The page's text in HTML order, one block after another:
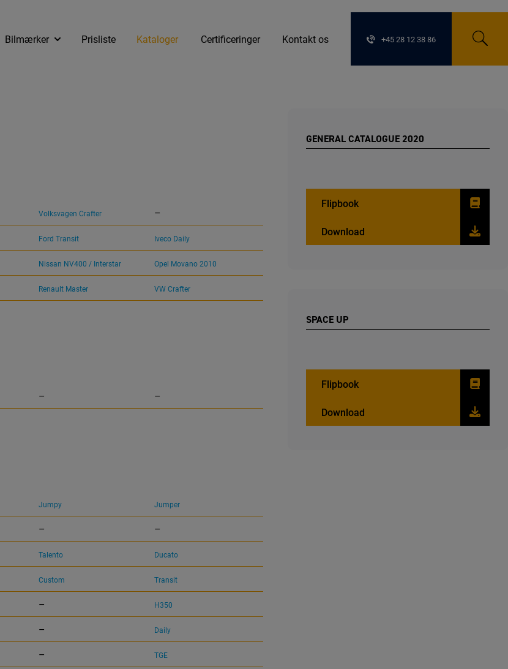
Bilmærker Prisliste Kataloger Certificeringer Kontakt os +45 28 12 38 86
Volksvagen Crafter –
Ford Transit Iveco Daily
Nissan NV400 / Interstar Opel Movano 2010
Renault Master VW Crafter
– –
Jumpy Jumper
– –
Talento Ducato
Custom Transit
– H350
– Daily
– TGE
GENERAL CATALOGUE 2020
Flipbook
Download
SPACE UP
Flipbook
Download